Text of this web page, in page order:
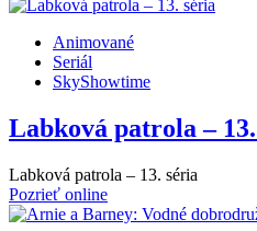
Animované
Seriál
SkyShowtime
Labková patrola –
Labková patrola – 13. séria
Pozrieť online